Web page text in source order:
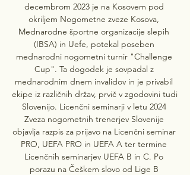
decembrom 2023 je na Kosovem pod
okriljem Nogometne zveze Kosova,
Mednarodne športne organizacije slepih
(IBSA) in Uefe, potekal poseben
mednarodni nogometni turnir "Challenge
Cup". Ta dogodek je sovpadal z
mednarodnim dnem invalidov in je privabil
ekipe iz različnih držav, prvič v zgodovini tudi
Slovenijo. Licenčni seminarji v letu 2024
Zveza nogometnih trenerjev Slovenije
objavlja razpis za prijavo na Licenčni seminar
PRO, UEFA PRO in UEFA A ter termine
Licenčnih seminarjev UEFA B in C. Po
porazu na Češkem slovo od Lige B